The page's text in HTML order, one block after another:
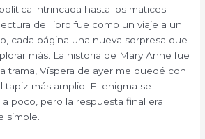
intrincada hasta los matices
del libro fue como un viaje a un
cada página una nueva sorpresa que
más. La historia de Mary Anne fue
trama, Víspera de ayer me quedé con
tapiz más amplio. El enigma se
poco, pero la respuesta final era
simple.